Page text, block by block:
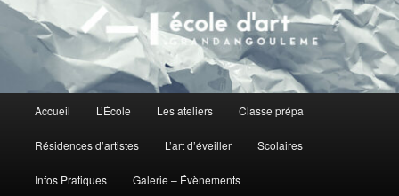
principal
Accueil L’École Les ateliers Classe prépa
Résidences d’artistes L’art d’éveiller Scolaires
Infos Pratiques Galerie – Évènements